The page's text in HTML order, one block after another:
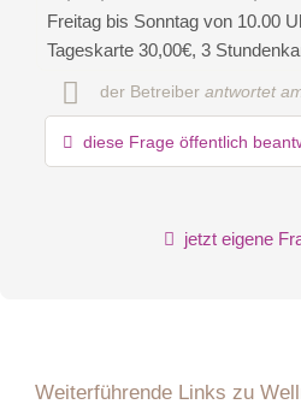
öffentliche Frage stellen
Hinweis: Bitte beachten Sie,
Freitag bis Sonntag von 10.00
Tageskarte 30,00€, 3
der Betreiber antwortet
diese Frage öffentlich
jetzt eigene
Weiterführende Links zu